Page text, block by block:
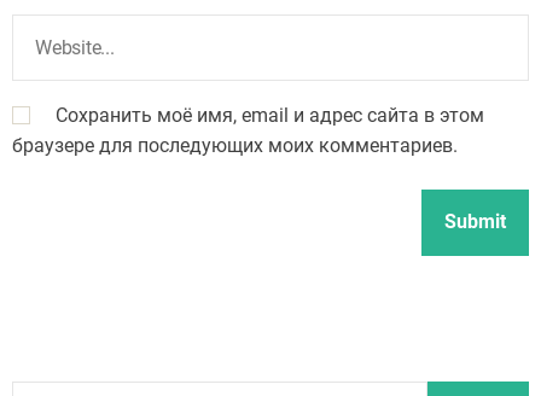
Сохранить моё имя, email и адрес сайта в этом
браузере для последующих моих комментариев.